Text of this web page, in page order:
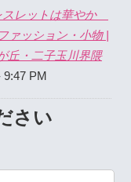
スレットは華やか
ァッション・小物 |
丘・二子玉川界隈
PM
さい